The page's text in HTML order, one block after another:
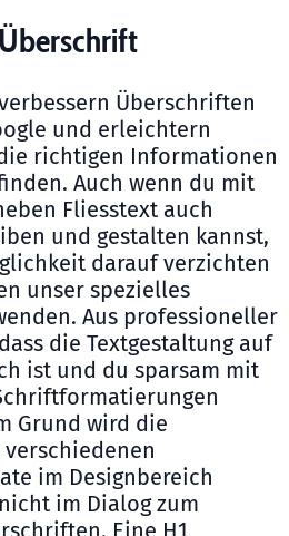
Überschriften
und erleichtern
richtigen Informationen
Auch wenn du mit
Fliesstext auch
und gestalten kannst,
darauf verzichten
unser spezielles
Aus professioneller
die Textgestaltung auf
ist und du sparsam mit
Grund wird die
im Designbereich
im Dialog zum
Eine H1